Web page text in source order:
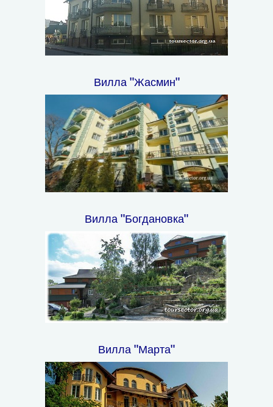
Вилла "Жасмин"
Вилла "Богдановка"
Вилла "Марта"